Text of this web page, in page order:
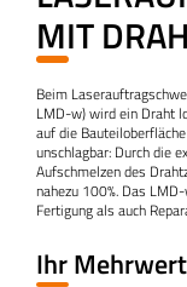
IT DRAHT
Beim
LMD-w) wird ein Draht
auf die
unschlagbar: Durch die
Aufschmelzen des
nahezu 100%. Das
Fertigung als auch
Ihr Mehrwert